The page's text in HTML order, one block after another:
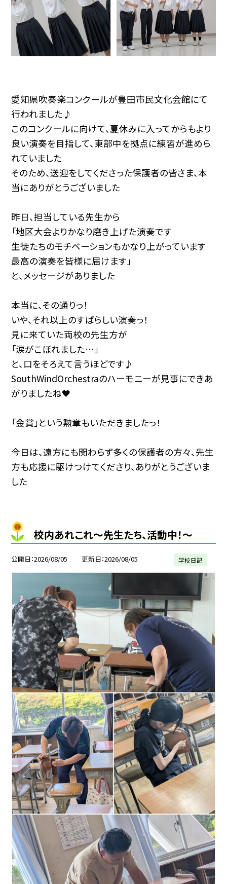
愛知県吹奏楽コンクールが豊田市民文化会館にて
行われました♪
このコンクールに向けて、夏休みに入ってからもより
良い演奏を目指して、東部中を拠点に練習が進めら
れていました
そのため、送迎をしてくださった保護者の皆さま、本
当にありがとうございました
昨日、担当している先生から
「地区大会よりかなり磨き上げた演奏です
生徒たちのモチベーションもかなり上がっています
最高の演奏を皆様に届けます」
と、メッセージがありました
本当に、その通りっ！
いや、それ以上のすばらしい演奏っ！
見に来ていた両校の先生方が
「涙がこぼれました…」
と、口をそろえて言うほどです♪
SouthWindOrchestraのハーモニーが見事にできあ
がりましたね🖤
「金賞」という勲章もいただきましたっ！
今日は、遠方にも関わらず多くの保護者の方々、先生
方も応援に駆けつけてくださり、ありがとうございま
した
校内あれこれ〜先生たち、活動中！〜
公開日 2026/08/05 更新日 2026/08/05 学校日記